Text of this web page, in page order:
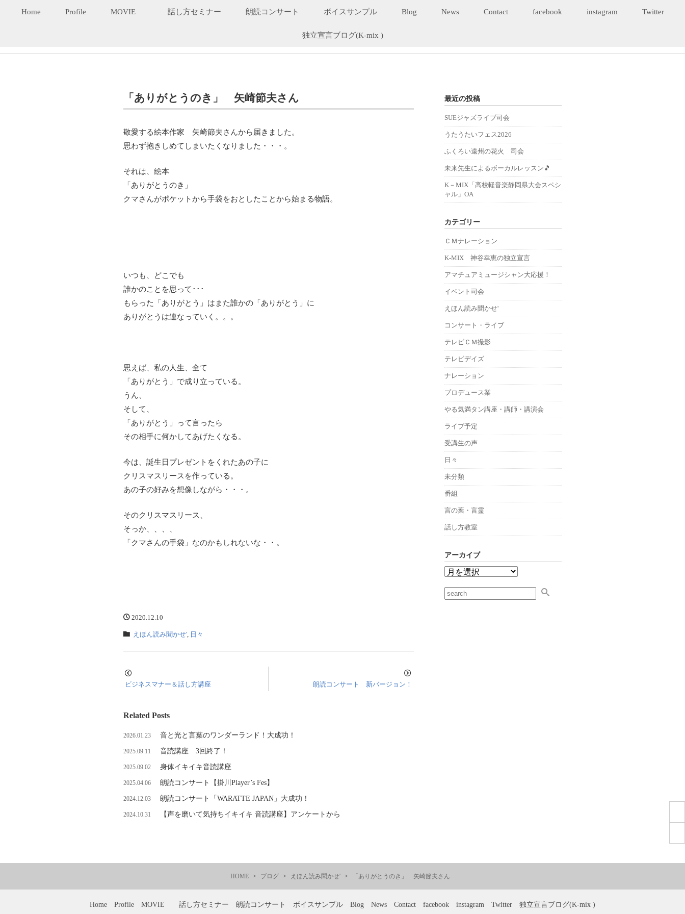
Home Profile MOVIE 話し方セミナー 朗読コンサート ボイスサンプル Blog News Contact facebook instagram Twitter
独立宣言ブログ(K-mix )
「ありがとうのき」 矢崎節夫さん
敬愛する絵本作家 矢崎節夫さんから届きました。
思わず抱きしめてしまいたくなりました・・・。
それは、絵本
「ありがとうのき」
クマさんがポケットから手袋をおとしたことから始まる物語。
いつも、どこでも
誰かのことを思って･･･
もらった「ありがとう」はまた誰かの「ありがとう」に
ありがとうは連なっていく。。。
思えば、私の人生、全て
「ありがとう」で成り立っている。
うん、
そして、
「ありがとう」って言ったら
その相手に何かしてあげたくなる。
今は、誕生日プレゼントをくれたあの子に
クリスマスリースを作っている。
あの子の好みを想像しながら・・・。
そのクリスマスリース、
そっか、、、、
「クマさんの手袋」なのかもしれないな・・。
2020.12.10
えほん読み聞かせ', 日々
ビジネスマナー＆話し方講座 朗読コンサート 新バージョン！
Related Posts
2026.01.23 音と光と言葉のワンダーランド！大成功！
2025.09.11 音読講座 3回終了！
2025.09.02 身体イキイキ音読講座
2025.04.06 朗読コンサート【掛川Player’s Fes】
2024.12.03 朗読コンサート「WARATTE JAPAN」大成功！
2024.10.31 【声を磨いて気持ちイキイキ 音読講座】アンケートから
最近の投稿
SUEジャズライブ司会
うたうたいフェス2026
ふくろい遠州の花火 司会
未来先生によるボーカルレッスン🎵
K－MIX「高校軽音楽静岡県大会スペシ
ャル」OA
カテゴリー
ＣＭナレーション
K-MIX 神谷幸恵の独立宣言
アマチュアミュージシャン大応援！
イベント司会
えほん読み聞かせ'
コンサート・ライブ
テレビＣＭ撮影
テレビデイズ
ナレーション
プロデュース業
やる気満タン講座・講師・講演会
ライブ予定
受講生の声
日々
未分類
番組
言の葉・言霊
話し方教室
アーカイブ
HOME ブログ えほん読み聞かせ' 「ありがとうのき」 矢崎節夫さん
Home Profile MOVIE 話し方セミナー 朗読コンサート ボイスサンプル Blog News Contact facebook instagram Twitter 独立宣言ブログ(K-mix )